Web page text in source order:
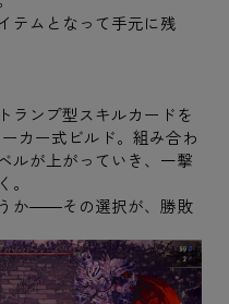
テムとなって手元に残
ランプ型スキルカードを
カー式ビルド。組み合わ
ルが上がっていき、一撃
か――その選択が、勝敗